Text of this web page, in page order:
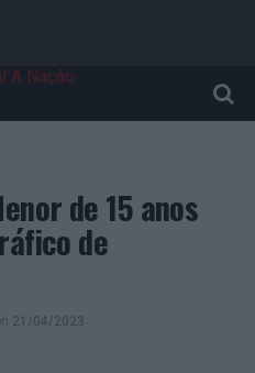
de 15 anos
de
21/04/2023